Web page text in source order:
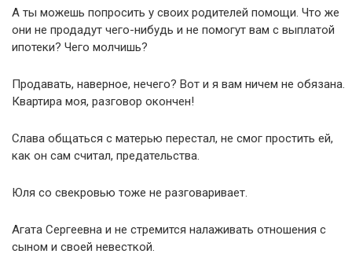
А ты можешь попросить у своих родителей помощи. Что же
они не продадут чего-нибудь и не помогут вам с выплатой
ипотеки? Чего молчишь?
Продавать, наверное, нечего? Вот и я вам ничем не обязана.
Квартира моя, разговор окончен!
Слава общаться с матерью перестал, не смог простить ей,
как он сам считал, предательства.
Юля со свекровью тоже не разговаривает.
Агата Сергеевна и не стремится налаживать отношения с
сыном и своей невесткой.